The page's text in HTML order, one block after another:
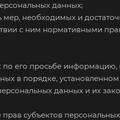
данных;
мер, необходимых и
с ним нормативными
по его просьбе
в порядке,
данных и их
субъектов